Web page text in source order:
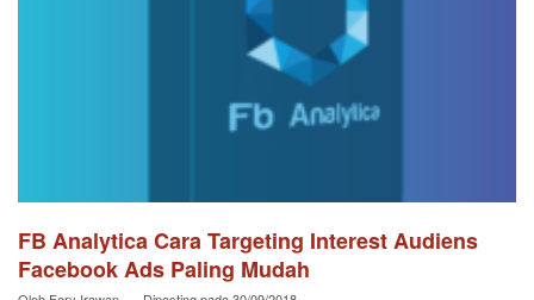
FB Analytica Cara Targeting Interest Audiens
Facebook Ads Paling Mudah